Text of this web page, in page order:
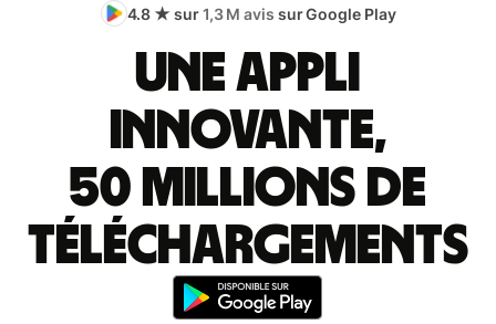
4.8 ★ sur1,3 M avis sur Google Play
Une appli
innovante,
50 millions de
téléchargements